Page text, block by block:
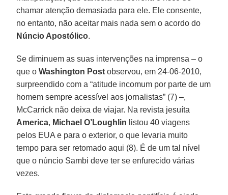
chamar atenção demasiada para ele. Ele consente,
no entanto, não aceitar mais nada sem o acordo do
Núncio Apostólico.
Se diminuem as suas intervenções na imprensa – o
que oWashington Post observou, em 24-06-2010,
surpreendido com a “atitude incomum por parte de um
homem sempre acessível aos jornalistas” (7) –,
McCarrick não deixa de viajar. Na revista jesuíta
America, Michael O’Loughlin listou 40 viagens
pelos EUA e para o exterior, o que levaria muito
tempo para ser retomado aqui (8). É de um tal nível
que o núncio Sambi deve ter se enfurecido várias
vezes.